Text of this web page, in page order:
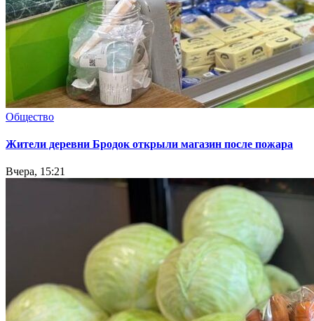
Общество
Жители деревни Бродок открыли магазин после пожара
Вчера, 15:21